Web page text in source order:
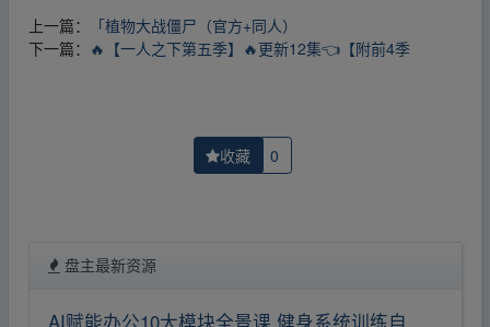
上一篇：
「植物大战僵尸（官方+同人）
下一篇： 🔥【一人之下第五季】🔥更新12集👈【附前4季
收藏 0
盘主最新资源